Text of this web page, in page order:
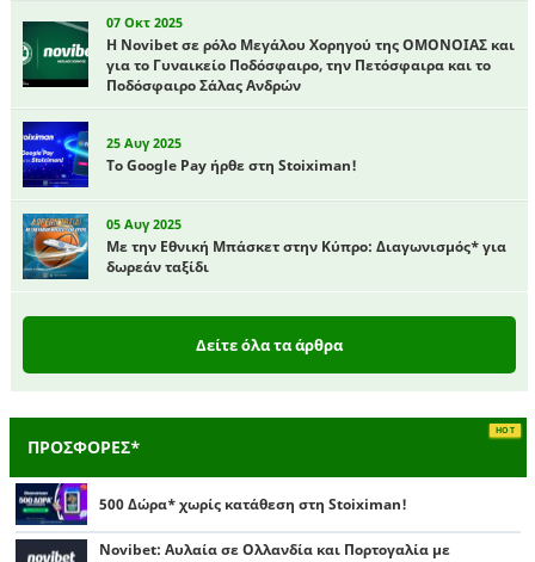
07 Οκτ 2025
Η Novibet σε ρόλο Μεγάλου Χορηγού της ΟΜΟΝΟΙΑΣ και
για το Γυναικείο Ποδόσφαιρο, την Πετόσφαιρα και το
Ποδόσφαιρο Σάλας Ανδρών
25 Αυγ 2025
Το Google Pay ήρθε στη Stoiximan!
05 Αυγ 2025
Με την Εθνική Μπάσκετ στην Κύπρο: Διαγωνισμός* για
δωρεάν ταξίδι
Δείτε όλα τα άρθρα
ΠΡΟΣΦΟΡΕΣ*
500 Δώρα* χωρίς κατάθεση στη Stoiximan!
Novibet: Αυλαία σε Ολλανδία και Πορτογαλία με